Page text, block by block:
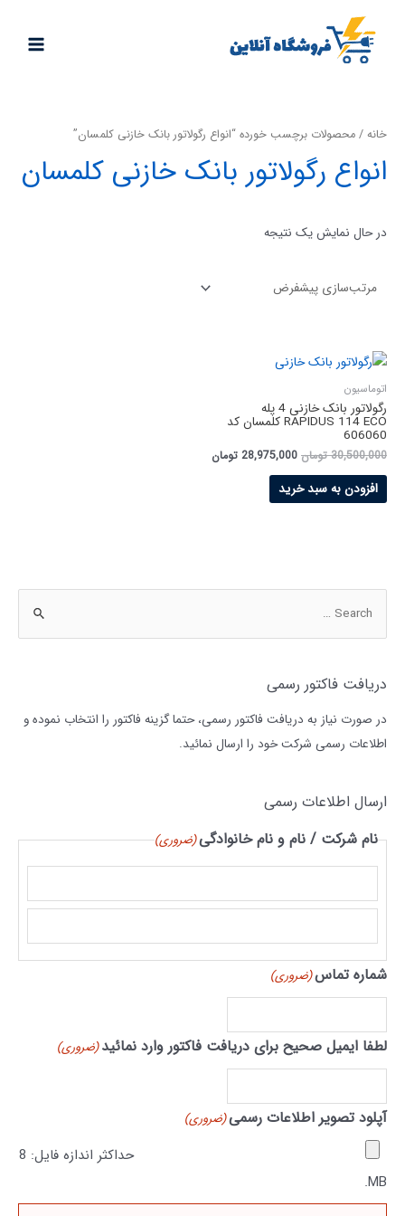
دریافت فاکتور رسمی
در صورت نیاز به دریافت فاکتور رسمی، حتما گزینه فاکتور را انتخاب نموده و
اطلاعات رسمی شرکت خود را ارسال نمائید.
ارسال اطلاعات رسمی
نام شرکت / نام و نام خانوادگی(ضروری)
شماره تماس(ضروری)
لطفا ایمیل صحیح برای دریافت فاکتور وارد نمائید (ضروری)
آپلود تصویر اطلاعات رسمی(ضروری)
حداکثر اندازه فایل: 8
MB.
خانه / محصولات برچسب خورده “انواع رگولاتور بانک خازنی کلمسان”
انواع رگولاتور بانک خازنی کلمسان
در حال نمایش یک نتیجه
اتوماسیون
رگولاتور بانک خازنی 4 پله
RAPIDUS 114 ECO کلمسان کد
606060
30,500,000 تومان 28,975,000 تومان
افزودن به سبد خرید